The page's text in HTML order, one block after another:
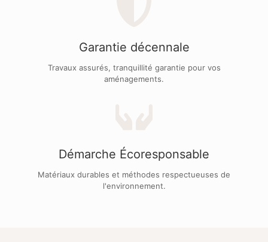
Garantie décennale
Travaux assurés, tranquillité garantie pour vos
aménagements.
Démarche Écoresponsable
Matériaux durables et méthodes respectueuses de
l'environnement.